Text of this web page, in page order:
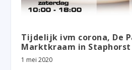
Tijdelijk ivm corona, De
Marktkraam in Staphorst
1 mei 2020